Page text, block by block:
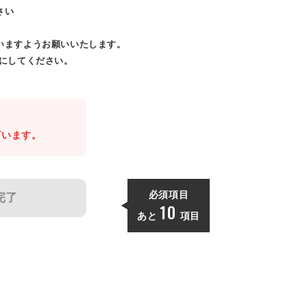
い
すようお願いいたします。
してください。
ます。
了 必須項目
あと 10 項目